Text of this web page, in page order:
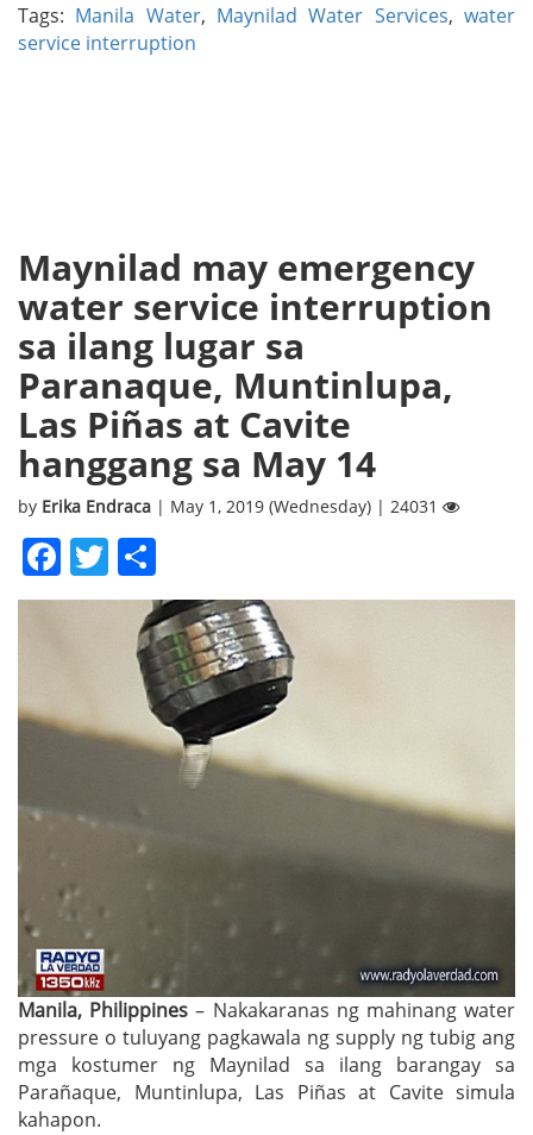
Tags: Manila Water, Maynilad Water Services,water
service interruption
Maynilad may emergency
water service interruption
sa ilang lugar sa
Paranaque, Muntinlupa,
Las Piñas at Cavite
hanggang sa May 14
by Erika Endraca | May 1, 2019 (Wednesday) | 24031
Facebook
Twitter
Manila, Philippines – Nakakaranas ng mahinang water
pressure o tuluyang pagkawala ng supply ng tubig ang
mga kostumer ng Maynilad sa ilang barangay sa
Parañaque, Muntinlupa, Las Piñas at Cavite simula
kahapon.